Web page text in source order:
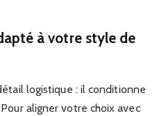
à votre style de
logistique : il conditionne
aligner votre choix avec